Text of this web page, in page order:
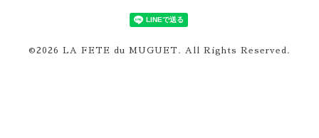
©2026 LA FETE du MUGUET . All Rights Reserved.